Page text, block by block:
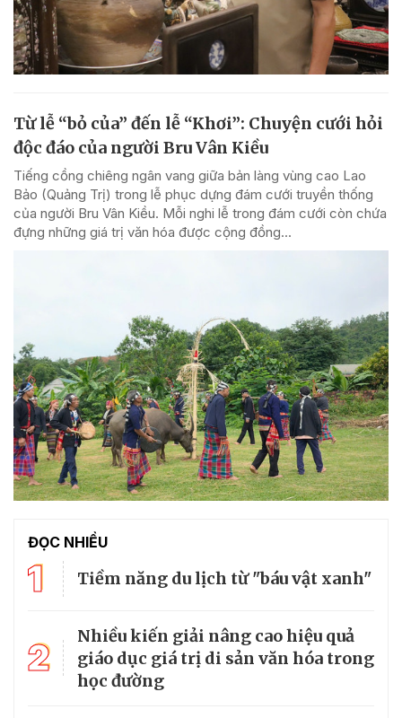
Từ lễ “bỏ của” đến lễ “Khơi”: Chuyện cưới hỏi
độc đáo của người Bru Vân Kiều
Tiếng cồng chiêng ngân vang giữa bản làng vùng cao Lao
Bảo (Quảng Trị) trong lễ phục dựng đám cưới truyền thống
của người Bru Vân Kiều. Mỗi nghi lễ trong đám cưới còn chứa
đựng những giá trị văn hóa được cộng đồng...
ĐỌC NHIỀU
1 Tiềm năng du lịch từ "báu vật xanh"
2
Nhiều kiến giải nâng cao hiệu quả
giáo dục giá trị di sản văn hóa trong
học đường